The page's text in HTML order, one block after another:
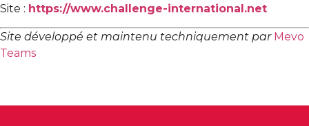
Site : https://www.challenge-international.net
Site développé et maintenu techniquement par Mevo
Teams